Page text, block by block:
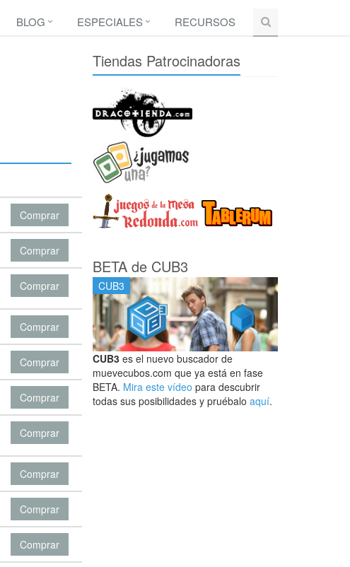
BLOG ESPECIALES RECURSOS
Comprar
Comprar
Comprar
Comprar
Comprar
Comprar
Comprar
Comprar
Comprar
Comprar
Tiendas Patrocinadoras
BETA de CUB3
CUB3
CUB3es el nuevo buscador de
muevecubos.com que ya está en fase
BETA. Mira este vídeo para descubrir
todas sus posibilidades y pruébalo aquí.